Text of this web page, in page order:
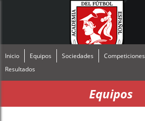
Inicio Equipos Sociedades Competiciones
Resultados
Equipos